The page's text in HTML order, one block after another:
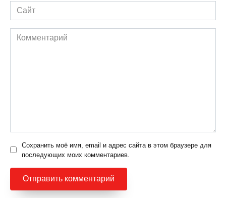
Сайт
Комментарий
Сохранить моё имя, email и адрес сайта в этом браузере для
последующих моих комментариев.